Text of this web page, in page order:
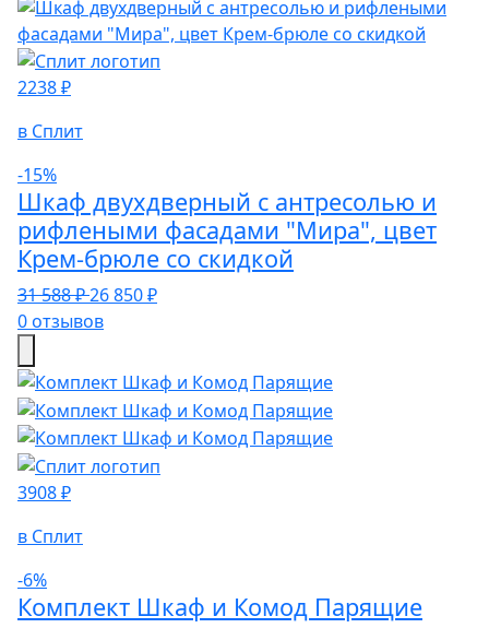
2238 ₽
в Сплит
-15%
Шкаф двухдверный с антресолью и
рифлеными фасадами "Мира", цвет
Крем-брюле со скидкой
31 588 ₽26 850 ₽
0 отзывов
3908 ₽
в Сплит
-6%
Комплект Шкаф и Комод Парящие